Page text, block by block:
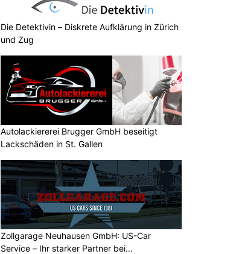
Die Detektivin – Diskrete Aufklärung in Zürich
und Zug
Autolackiererei Brugger GmbH beseitigt
Lackschäden in St. Gallen
Zollgarage Neuhausen GmbH: US-Car
Service – Ihr starker Partner bei